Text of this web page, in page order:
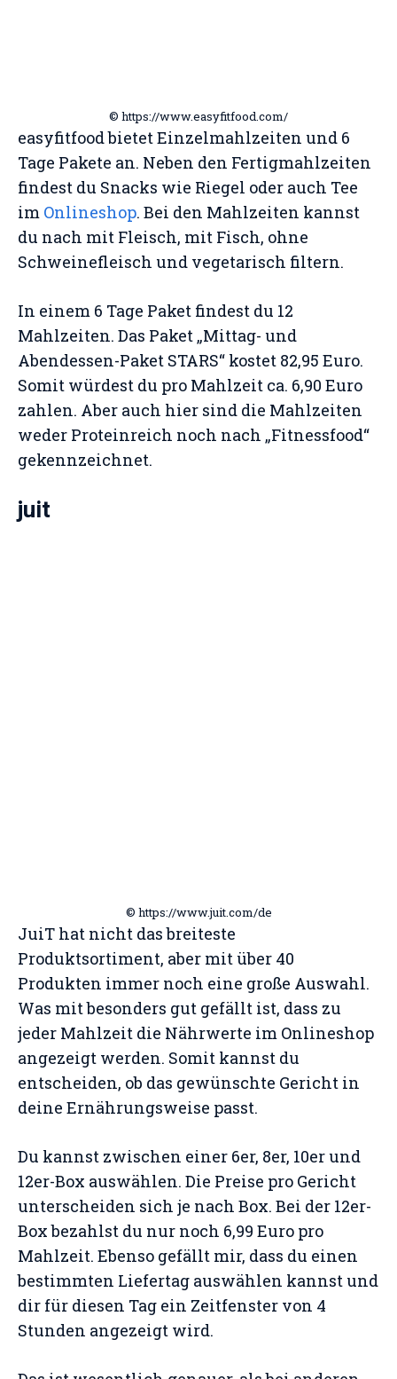
© https://www.easyfitfood.com/
easyfitfood bietet Einzelmahlzeiten und 6
Tage Pakete an. Neben den Fertigmahlzeiten
findest du Snacks wie Riegel oder auch Tee
im Onlineshop. Bei den Mahlzeiten kannst
du nach mit Fleisch, mit Fisch, ohne
Schweinefleisch und vegetarisch filtern.
In einem 6 Tage Paket findest du 12
Mahlzeiten. Das Paket „Mittag- und
Abendessen-Paket STARS“ kostet 82,95 Euro.
Somit würdest du pro Mahlzeit ca. 6,90 Euro
zahlen. Aber auch hier sind die Mahlzeiten
weder Proteinreich noch nach „Fitnessfood“
gekennzeichnet.
juit
© https://www.juit.com/de
JuiT hat nicht das breiteste
Produktsortiment, aber mit über 40
Produkten immer noch eine große Auswahl.
Was mit besonders gut gefällt ist, dass zu
jeder Mahlzeit die Nährwerte im Onlineshop
angezeigt werden. Somit kannst du
entscheiden, ob das gewünschte Gericht in
deine Ernährungsweise passt.
Du kannst zwischen einer 6er, 8er, 10er und
12er-Box auswählen. Die Preise pro Gericht
unterscheiden sich je nach Box. Bei der 12er-
Box bezahlst du nur noch 6,99 Euro pro
Mahlzeit. Ebenso gefällt mir, dass du einen
bestimmten Liefertag auswählen kannst und
dir für diesen Tag ein Zeitfenster von 4
Stunden angezeigt wird.